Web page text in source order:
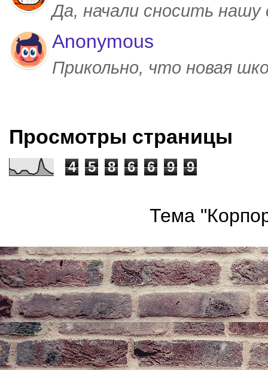
Да, начали сносить
Anonymous
Прикольно, что новая
Просмотры страницы
4 5 8 6 6 9 9
Тема